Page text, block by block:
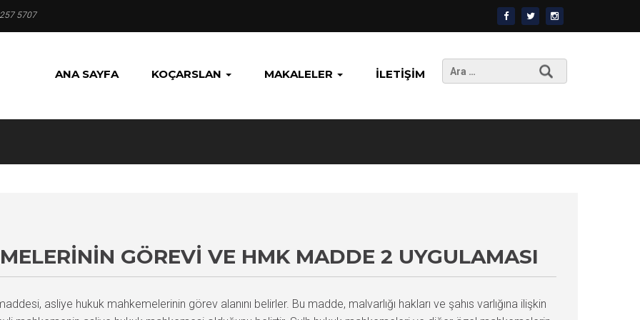
5707
ANA SAYFA KOÇARSLAN MAKALELER İLETIŞIM
Arama:
GÖREVI VE HMK MADDE 2 UYGULAMASI
asliye hukuk mahkemelerinin görev alanını belirler. Bu madde, malvarlığı hakları ve şahıs varlığına ilişkin